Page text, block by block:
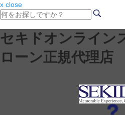
x close
セキドオンライ
ローン正規代理店